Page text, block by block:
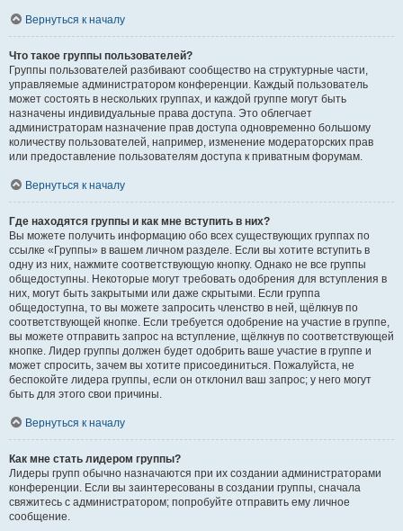
Вернуться к началу
Что такое группы пользователей?
Группы пользователей разбивают сообщество на структурные части,
управляемые администратором конференции. Каждый пользователь
может состоять в нескольких группах, и каждой группе могут быть
назначены индивидуальные права доступа. Это облегчает
администраторам назначение прав доступа одновременно большому
количеству пользователей, например, изменение модераторских прав
или предоставление пользователям доступа к приватным форумам.
Вернуться к началу
Где находятся группы и как мне вступить в них?
Вы можете получить информацию обо всех существующих группах по
ссылке «Группы» в вашем личном разделе. Если вы хотите вступить в
одну из них, нажмите соответствующую кнопку. Однако не все группы
общедоступны. Некоторые могут требовать одобрения для вступления в
них, могут быть закрытыми или даже скрытыми. Если группа
общедоступна, то вы можете запросить членство в ней, щёлкнув по
соответствующей кнопке. Если требуется одобрение на участие в группе,
вы можете отправить запрос на вступление, щёлкнув по соответствующей
кнопке. Лидер группы должен будет одобрить ваше участие в группе и
может спросить, зачем вы хотите присоединиться. Пожалуйста, не
беспокойте лидера группы, если он отклонил ваш запрос; у него могут
быть для этого свои причины.
Вернуться к началу
Как мне стать лидером группы?
Лидеры групп обычно назначаются при их создании администраторами
конференции. Если вы заинтересованы в создании группы, сначала
свяжитесь с администратором; попробуйте отправить ему личное
сообщение.